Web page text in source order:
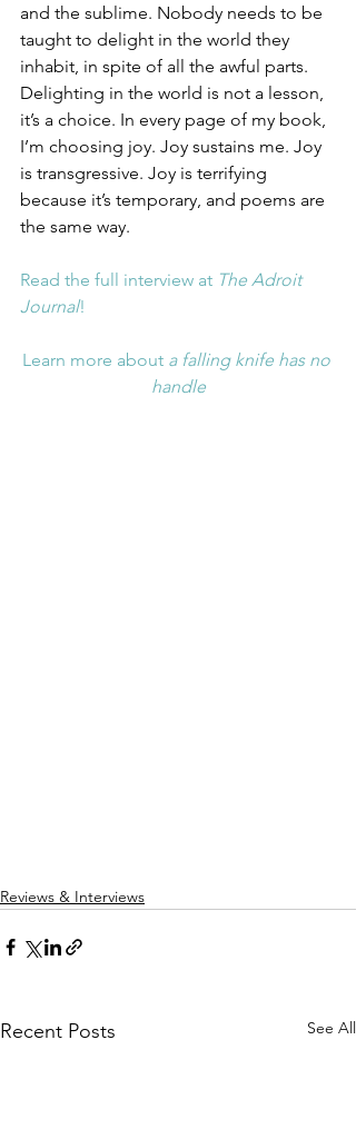
and the sublime. Nobody needs to be
taught to delight in the world they
inhabit, in spite of all the awful parts.
Delighting in the world is not a lesson,
it’s a choice. In every page of my book,
I’m choosing joy. Joy sustains me. Joy
is transgressive. Joy is terrifying
because it’s temporary, and poems are
the same way.
Read the full interview at The Adroit
Journal!
Learn more about a falling knife has no
handle
Reviews & Interviews
Recent Posts See All